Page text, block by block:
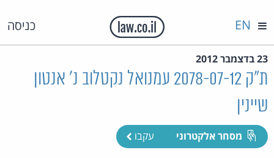
כניסה EN
23 בדצמבר 2012
ת"ק 2078-07-12 עמנואל נקטלוב נ' אנטון
שיינין
מסחר אלקטרוני עקבו